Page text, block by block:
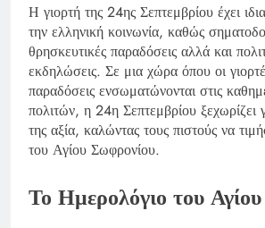
Η γιορτή της 24ης Σεπτεμβρίου έχει
την ελληνική κοινωνία, καθώς
θρησκευτικές παραδόσεις αλλά και
εκδηλώσεις. Σε μια χώρα όπου οι
παραδόσεις ενσωματώνονται στις
πολιτών, η 24η Σεπτεμβρίου ξεχωρίζει
της αξία, καλώντας τους πιστούς να
του Αγίου Σωφρονίου.
Το Ημερολόγιο του